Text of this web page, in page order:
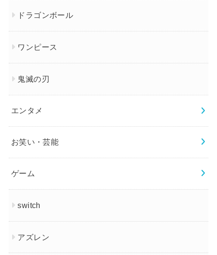
ドラゴンボール
ワンピース
鬼滅の刃
エンタメ
お笑い・芸能
ゲーム
switch
アズレン